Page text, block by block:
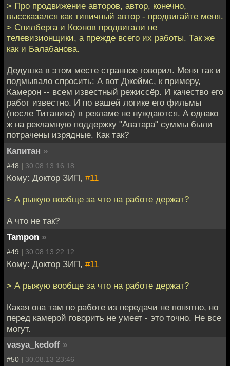
> Про продвижение авторов, автор, конечно,
выссказался как типичный автор - продвигайте меня.
> Спилберга и Коэнов продвигали не
телевизионщики, а прежде всего их работы. Так же
как и Балабанова.
Дедушка в этом месте странное говорил. Меня так и
подмывало спросить: А вот Джеймс, к примеру,
Камерон -- всем известный режиссёр. И качество его
работ известно. И по вашей логике его фильмы
(после Титаника) в рекламе не нуждаются. А однако
ж на рекламную поддержку "Аватара" суммы были
потрачены изрядные. Как так?
Капитан »
#48 | 30.08.13 16:18
Кому: Доктор ЗИП, #11
> А рыжую вообще за что на работе держат?
А что не так?
Tampon »
#49 | 30.08.13 22:12
Кому: Доктор ЗИП, #11
> А рыжую вообще за что на работе держат?
Какая она там по работе из передачи не понятно, но
перед камерой говорить не умеет - это точно. Не все
могут.
vasya_kedoff »
#50 | 30.08.13 23:46